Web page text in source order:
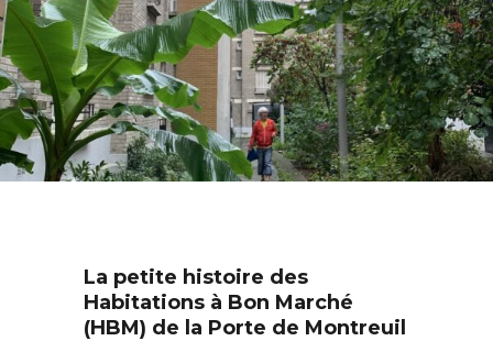
La petite histoire des
Habitations à Bon Marché
(HBM) de la Porte de Montreuil